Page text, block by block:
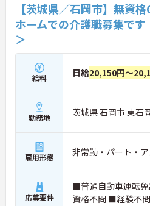
【茨城県／石岡市】無資
ホームでの介護職募集で
＞
給料 日給20,150円～
勤務地 茨城県 石岡市 東石
雇用形態 非常勤・パート・
応募要件
■普通自動車運転
資格不問 ■経験不問